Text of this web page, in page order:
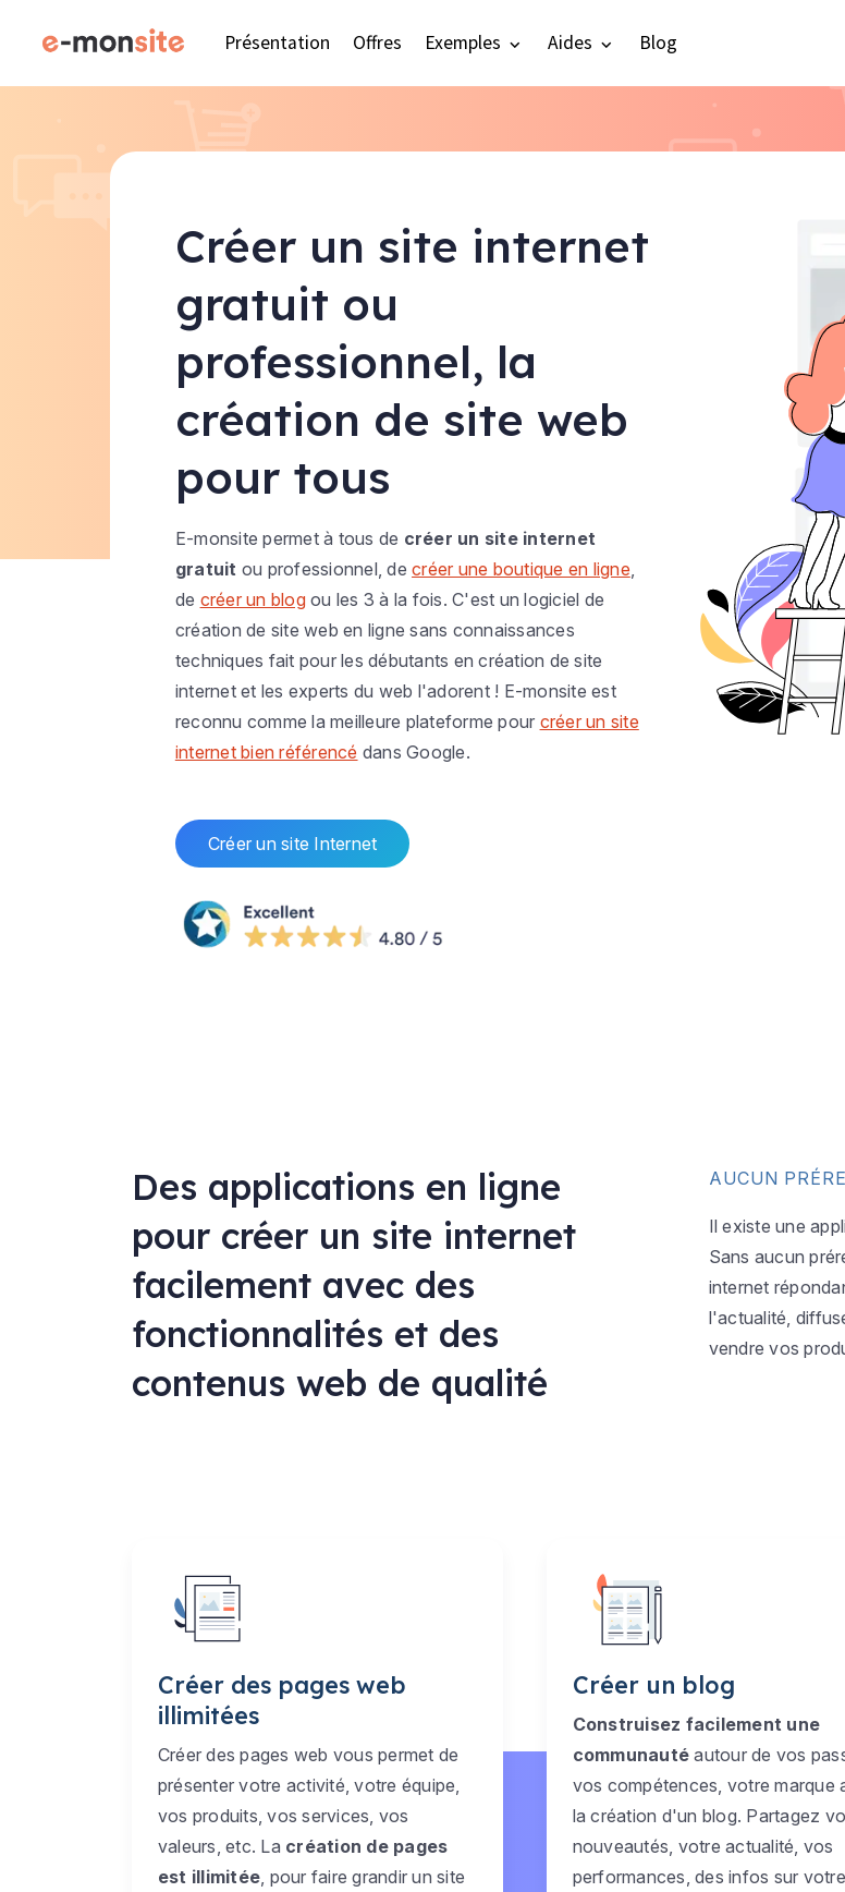
Présentation Offres Exemples Aides Blog
Créer un site internet
gratuit ou
professionnel, la
création de site web
pour tous
E-monsite permet à tous de créer un site internet
gratuit ou professionnel, decréer une boutique en ligne,
de créer un blogou les 3 à la fois. C'est un logiciel de
création de site web en ligne sans connaissances
techniques fait pour les débutants en création de site
internet et les experts du web l'adorent ! E-monsite est
reconnu comme la meilleure plateforme pour créer un site
internet bien référencé dans Google.
Créer un site Internet
Des applications en ligne
pour créer un site internet
facilement avec des
fonctionnalités et des
contenus web de qualité
AUCUN
Il existe une
Sans aucun
internet
l'actualité,
vendre vos
Créer des pages web
illimitées
Créer des pages web vous permet de
présenter votre activité, votre équipe,
vos produits, vos services, vos
valeurs, etc. La création de pages
est illimitée , pour faire grandir un site
Créer un blog
Construisez facilement une
communauté autour de vos
vos compétences, votre marque
la création d'un blog. Partagez
nouveautés, votre actualité, vos
performances, des infos sur votre